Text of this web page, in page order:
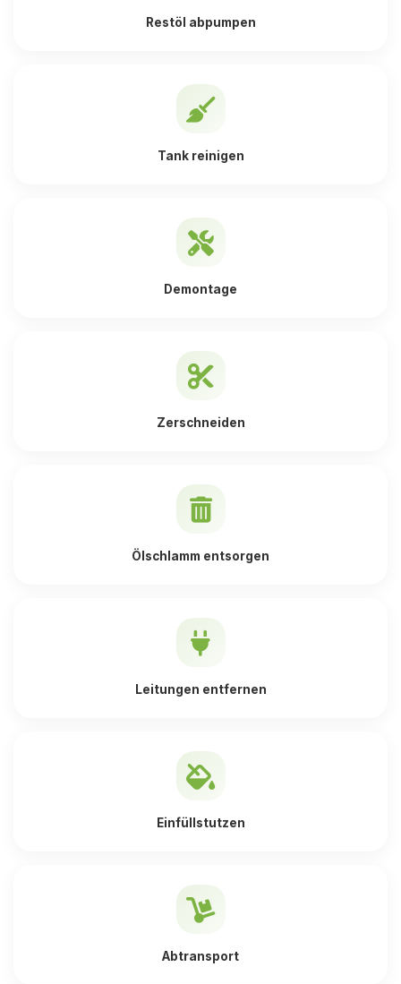
Restöl abpumpen
Tank reinigen
Demontage
Zerschneiden
Ölschlamm entsorgen
Leitungen entfernen
Einfüllstutzen
Abtransport